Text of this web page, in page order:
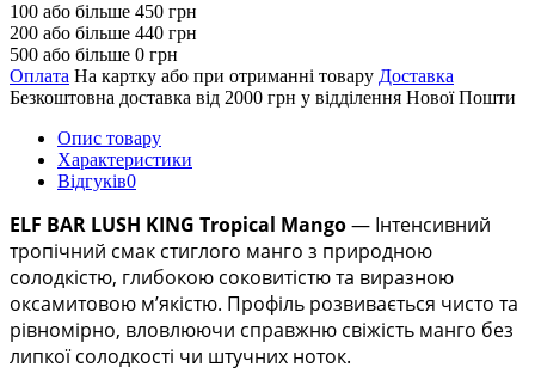
100 або більше 450 грн
200 або більше 440 грн
500 або більше 0 грн
Оплата На картку або при отриманні товару Доставка
Безкоштовна доставка від 2000 грн у відділення Нової Пошти
Опис товару
Характеристики
Відгуків0
ELF BAR LUSH KING Tropical Mango— Інтенсивний
тропічний смак стиглого манго з природною
солодкістю, глибокою соковитістю та виразною
оксамитовою м’якістю. Профіль розвивається чисто та
рівномірно, вловлюючи справжню свіжість манго без
липкої солодкості чи штучних ноток.